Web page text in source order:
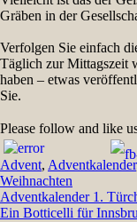
Gräben in der
Verfolgen Sie einfach
Täglich zur Mittagszeit
haben – etwas
Sie.
Please follow and like
Advent, Adventkalender
Weihnachten
Adventkalender 1.
Ein Botticelli für